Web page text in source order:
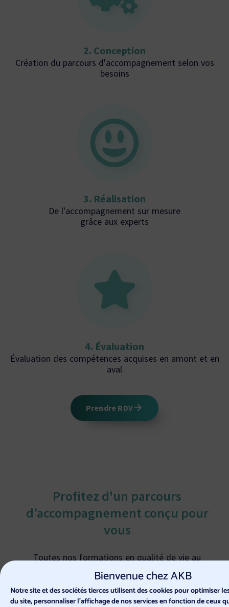
Bienvenue chez AKB
Notre site et des sociétés tierces utilisent des cookies pour optimiser
du site, personnaliser l’affichage de nos services en fonction de ceux
2. Conception
Création du parcours d'accompagnement selon vos
besoins
3. Réalisation
De l'accompagnement sur mesure
grâce aux experts
4. Évaluation
Évaluation des compétences acquises en amont et en
aval
Prendre RDV
Profitez d'un parcours
d’accompagnement conçu pour
vous
Toutes nos formations en qualité de vie au
travail (QVT) et en prévention RPS sont
personnalisées afin de répondre au mieux à vos
besoins et aux enjeux de votre entreprise.